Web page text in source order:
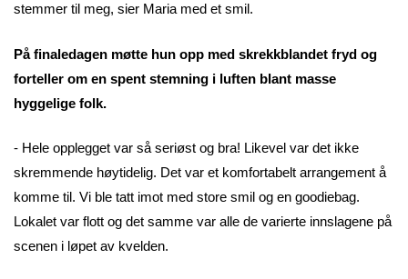
stemmer til meg, sier Maria med et smil.
På finaledagen møtte hun opp med skrekkblandet fryd og
forteller om en spent stemning i luften blant masse
hyggelige folk.
- Hele opplegget var så seriøst og bra! Likevel var det ikke
skremmende høytidelig. Det var et komfortabelt arrangement å
komme til. Vi ble tatt imot med store smil og en goodiebag.
Lokalet var flott og det samme var alle de varierte innslagene på
scenen i løpet av kvelden.